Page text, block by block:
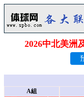
2026中北美洲
A組